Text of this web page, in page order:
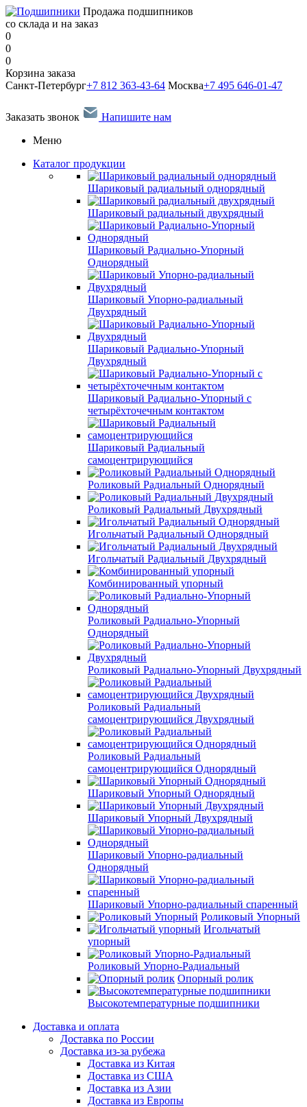
Продажа подшипников
со склада и на заказ
0
0
0
Корзина заказа
Санкт-Петербург+7 812 363-43-64 Москва+7 495 646-01-47
Заказать звонок
Напишите нам
Меню
Каталог продукции
Шариковый радиальный однорядный
Шариковый радиальный двухрядный
Шариковый Радиально-Упорный
Однорядный
Шариковый Упорно-радиальный
Двухрядный
Шариковый Радиально-Упорный
Двухрядный
Шариковый Радиально-Упорный с
четырёхточечным контактом
Шариковый Радиальный
самоцентрирующийся
Роликовый Радиальный Однорядный
Роликовый Радиальный Двухрядный
Игольчатый Радиальный Однорядный
Игольчатый Радиальный Двухрядный
Комбинированный упорный
Роликовый Радиально-Упорный
Однорядный
Роликовый Радиально-Упорный Двухрядный
Роликовый Радиальный
самоцентрирующийся Двухрядный
Роликовый Радиальный
самоцентрирующийся Однорядный
Шариковый Упорный Однорядный
Шариковый Упорный Двухрядный
Шариковый Упорно-радиальный
Однорядный
Шариковый Упорно-радиальный спаренный
Роликовый Упорный
Игольчатый
упорный
Роликовый Упорно-Радиальный
Опорный ролик
Высокотемпературные подшипники
Доставка и оплата
Доставка по России
Доставка из-за рубежа
Доставка из Китая
Доставка из США
Доставка из Азии
Доставка из Европы